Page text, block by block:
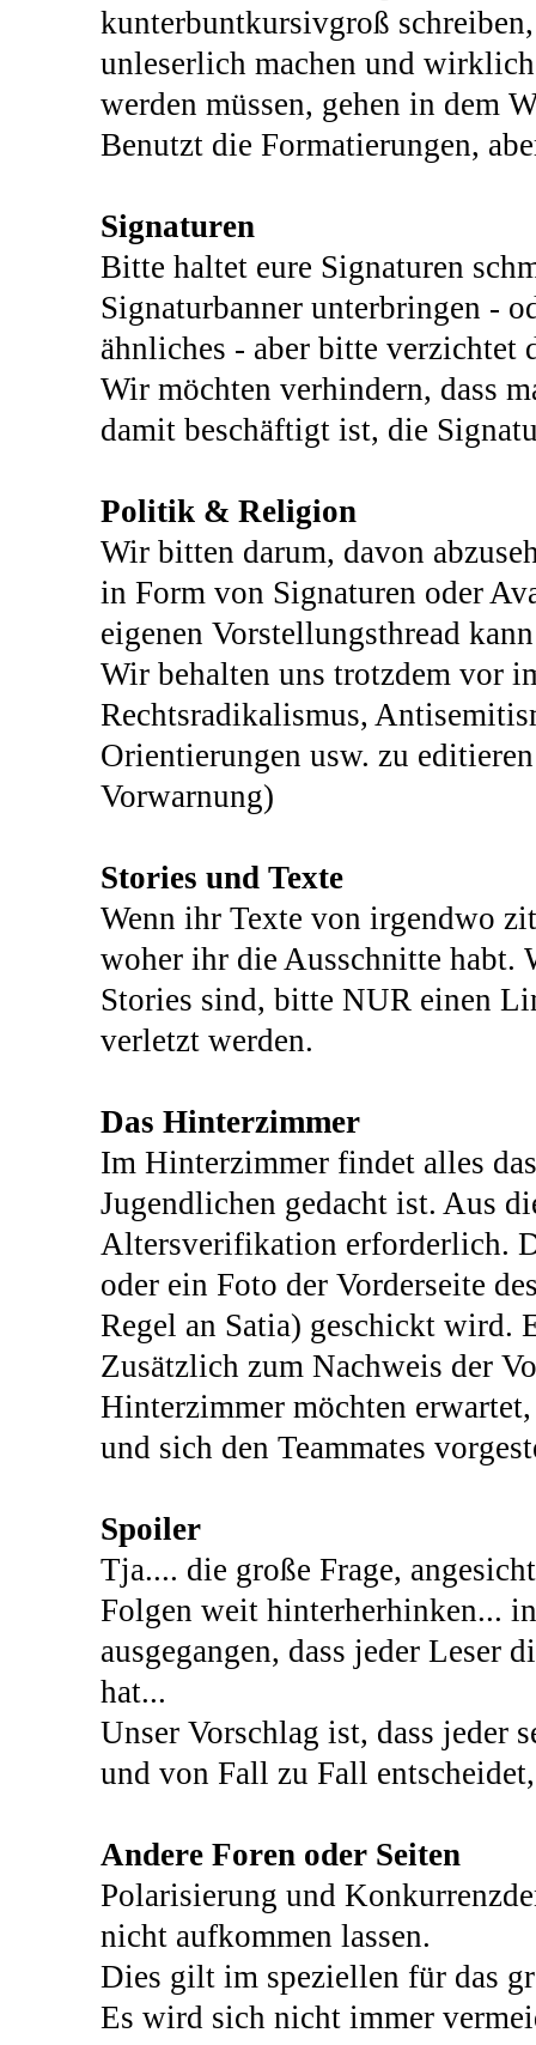
kunterbuntkursivgroß
unleserlich machen und
werden müssen, gehen in dem
Benutzt die Formatierungen,
Signaturen
Bitte haltet eure Signaturen
Signaturbanner unterbringen -
ähnliches - aber bitte verzichtet
Wir möchten verhindern, dass
damit beschäftigt ist, die
Politik & Religion
Wir bitten darum, davon
in Form von Signaturen oder
eigenen Vorstellungsthread
Wir behalten uns trotzdem vor
Rechtsradikalismus,
Orientierungen usw. zu
Vorwarnung)
Stories und Texte
Wenn ihr Texte von irgendwo
woher ihr die Ausschnitte habt.
Stories sind, bitte NUR einen
verletzt werden.
Das Hinterzimmer
Im Hinterzimmer findet alles
Jugendlichen gedacht ist. Aus
Altersverifikation erforderlich.
oder ein Foto der Vorderseite
Regel an Satia) geschickt wird.
Zusätzlich zum Nachweis der
Hinterzimmer möchten
und sich den Teammates
Spoiler
Tja.... die große Frage,
Folgen weit hinterherhinken...
ausgegangen, dass jeder Leser
hat...
Unser Vorschlag ist, dass jeder
und von Fall zu Fall
Andere Foren oder Seiten
Polarisierung und
nicht aufkommen lassen.
Dies gilt im speziellen für das
Es wird sich nicht immer